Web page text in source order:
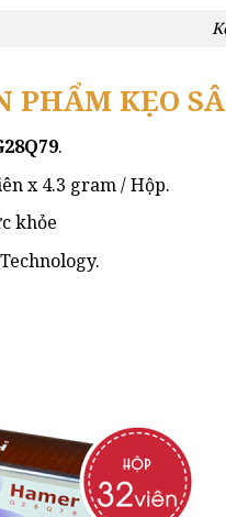
PHẨM KẸO
.
x 4.3 gram / Hộp.
khỏe